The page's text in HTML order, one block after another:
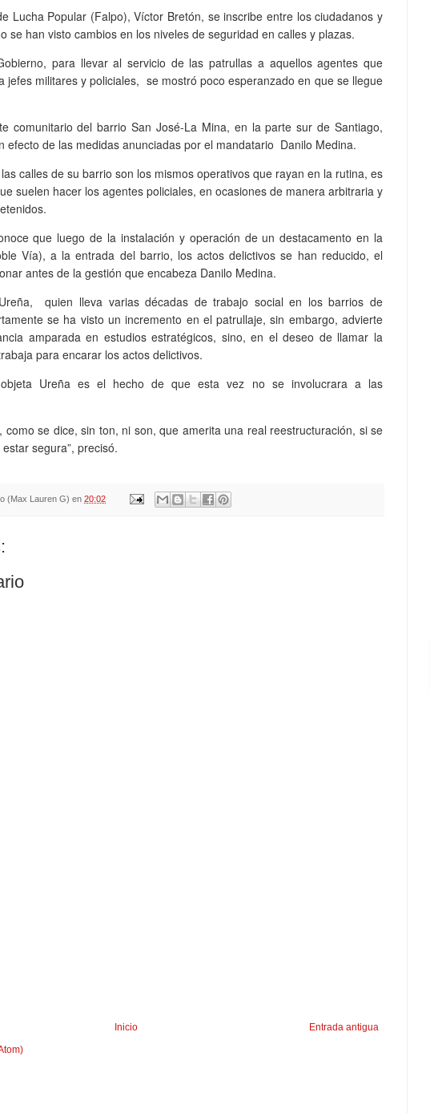
Lucha Popular (Falpo), Víctor Bretón, se inscribe entre los ciudadanos y
se han visto cambios en los niveles de seguridad en calles y plazas.
para llevar al servicio de las patrullas a aquellos agentes que
jefes militares y policiales, se mostró poco esperanzado en que se llegue
comunitario del barrio San José-La Mina, en la parte sur de Santiago,
de las medidas anunciadas por el mandatario Danilo Medina.
calles de su barrio son los mismos operativos que rayan en la rutina, es
suelen hacer los agentes policiales, en ocasiones de manera arbitraria y
que luego de la instalación y operación de un destacamento en la
Vía), a la entrada del barrio, los actos delictivos se han reducido, el
antes de la gestión que encabeza Danilo Medina.
quien lleva varias décadas de trabajo social en los barrios de
se ha visto un incremento en el patrullaje, sin embargo, advierte
amparada en estudios estratégicos, sino, en el deseo de llamar la
para encarar los actos delictivos.
Ureña es el hecho de que esta vez no se involucrara a las
como se dice, sin ton, ni son, que amerita una real reestructuración, si se
segura”, precisó.
(Max Lauren G) en 20:02
Entrada antigua
Inicio